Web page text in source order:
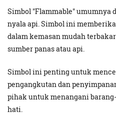
Simbol "Flammable" umumnya
nyala api. Simbol ini
dalam kemasan mudah
sumber panas atau api.
Simbol ini penting untuk
pengangkutan dan
pihak untuk menangani
hati.